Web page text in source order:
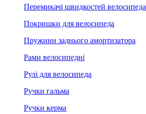
Перемикачі швидкостей велосипеда
Покришки для велосипеда
Пружини заднього амортизатора
Рами велосипедні
Рулі для велосипеда
Ручки гальма
Ручки керма